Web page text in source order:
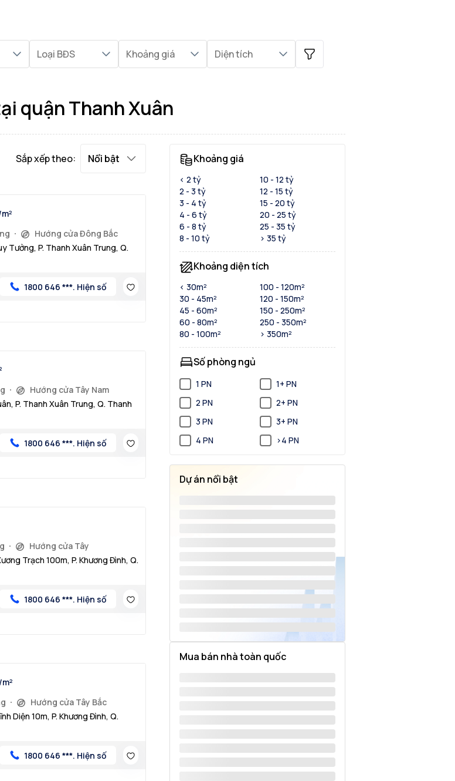
Loại BĐS Khoảng giá Diện tích
quận Thanh Xuân
Sắp xếp theo: Nổi bật
Hướng cửa Đông Bắc
Tưởng, P. Thanh Xuân Trung, Q.
1800 646 ***. Hiện số
Hướng cửa Tây Nam
P. Thanh Xuân Trung, Q. Thanh
1800 646 ***. Hiện số
Hướng cửa Tây
Trạch 100m, P. Khương Đình, Q.
1800 646 ***. Hiện số
Hướng cửa Tây Bắc
Diện 10m, P. Khương Đình, Q.
1800 646 ***. Hiện số
Khoảng giá
< 2 tỷ
2 - 3 tỷ
3 - 4 tỷ
4 - 6 tỷ
6 - 8 tỷ
8 - 10 tỷ
10 - 12 tỷ
12 - 15 tỷ
15 - 20 tỷ
20 - 25 tỷ
25 - 35 tỷ
> 35 tỷ
Khoảng diện tích
< 30m²
30 - 45m²
45 - 60m²
60 - 80m²
80 - 100m²
100 - 120m²
120 - 150m²
150 - 250m²
250 - 350m²
> 350m²
Số phòng ngủ
1 PN
1+ PN
2 PN
2+ PN
3 PN
3+ PN
4 PN
>4 PN
Dự án nổi bật
Mua bán nhà toàn quốc